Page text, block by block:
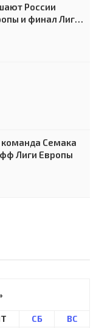
России
и финал Лиги
Семака
Лиги Европы
СБ
ВС